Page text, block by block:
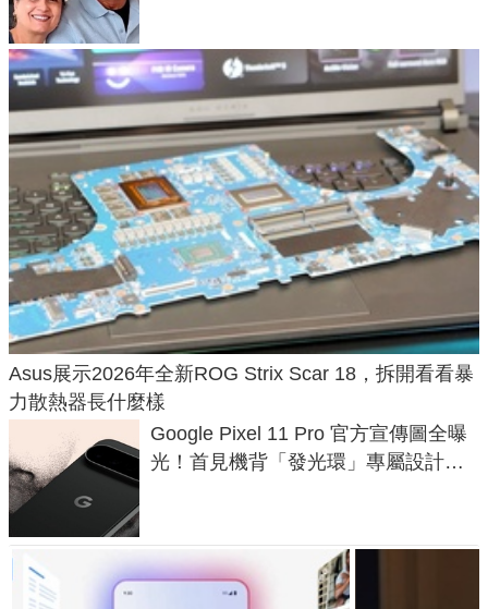
Asus展示2026年全新ROG Strix Scar 18，拆開看看暴
力散熱器長什麼樣
Google Pixel 11 Pro 官方宣傳圖全曝
光！首見機背「發光環」專屬設計、